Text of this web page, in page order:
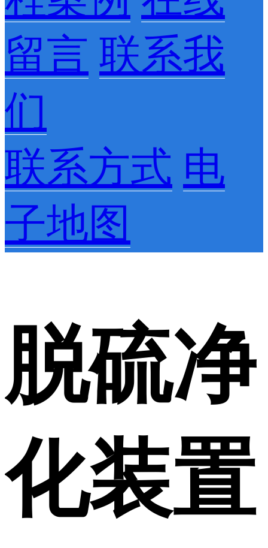
留言 联系我
们
联系方式 电
子地图
脱硫净
化装置